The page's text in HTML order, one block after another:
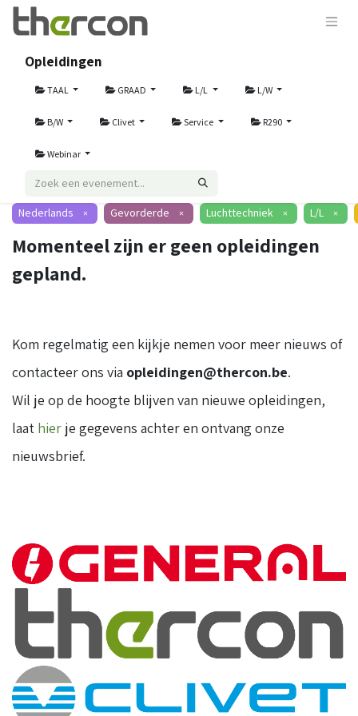
Opleidingen
TAAL GRAAD L/L L/W
B/W Clivet Service R290
Webinar
Nederlands × Gevorderde × Luchttechniek × L/L ×
Momenteel zijn er geen opleidingen
gepland.
Kom regelmatig een kijkje nemen voor meer nieuws of
contacteer ons via opleidingen@thercon.be.
Wil je op de hoogte blijven van nieuwe opleidingen,
laat hier je gegevens achter en ontvang onze
nieuwsbrief.